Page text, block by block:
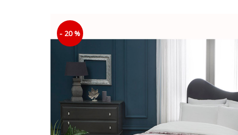
- 20 %